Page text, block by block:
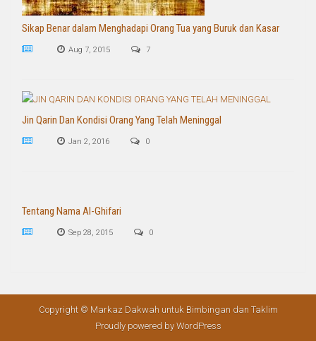
Sikap Benar dalam Menghadapi Orang Tua yang Buruk dan Kasar
Aug 7, 2015 7
Jin Qarin Dan Kondisi Orang Yang Telah Meninggal
Jan 2, 2016 0
Tentang Nama Al-Ghifari
Sep 28, 2015 0
Copyright © Markaz Dakwah untuk Bimbingan dan Taklim
Proudly powered by WordPress